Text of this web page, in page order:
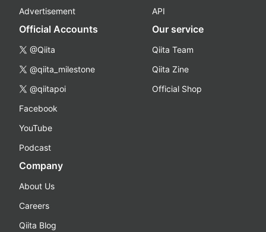
Advertisement
API
Official Accounts
@Qiita
@qiita_milestone
@qiitapoi
Facebook
YouTube
Podcast
Our service
Qiita Team
Qiita Zine
Official Shop
Company
About Us
Careers
Qiita Blog